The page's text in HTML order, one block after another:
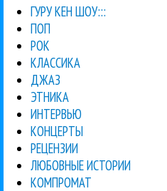
ГУРУ КЕН ШОУ:::
ПОП
РОК
КЛАССИКА
ДЖАЗ
ЭТНИКА
ИНТЕРВЬЮ
КОНЦЕРТЫ
РЕЦЕНЗИИ
ЛЮБОВНЫЕ ИСТОРИИ
КОМПРОМАТ